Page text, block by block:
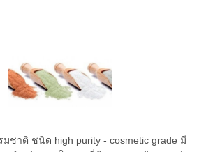
ชาติ ชนิด high purity - cosmetic grade มี